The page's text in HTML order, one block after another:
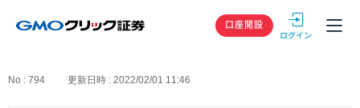
GMOクリック
口座開設
No : 794 更新日時 : 2022/02/01 11:46